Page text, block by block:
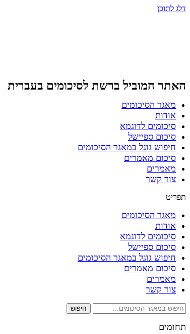
דלג לתוכן
האתר המוביל ברשת לסיכומים בעברית
מאגר הסיכומים
אודות
סיכומים לדוגמא
סיכום ספיישל
חיפוש גוגל במאגר הסיכומים
סיכום מאמרים
מאמרים
צור קשר
תפריט
מאגר הסיכומים
אודות
סיכומים לדוגמא
סיכום ספיישל
חיפוש גוגל במאגר הסיכומים
סיכום מאמרים
מאמרים
צור קשר
חיפוש
תחומים